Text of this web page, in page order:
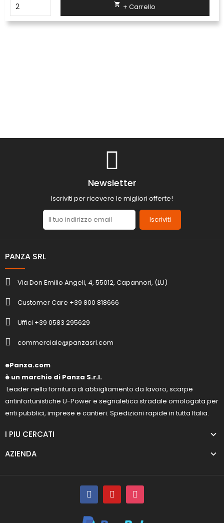
 + Carrello
Newsletter
Iscriviti per ricevere le migliori offerte!
Iscriviti
PANZA SRL
Via Don Emilio Angeli, 4, 55012, Capannori, (LU)
Customer Care +39 800 818666
Uffici +39 0583 295629
commerciale@panzasrl.com
ePanza.com
è un marchio di Panza S.r.l.
Leader nella fornitura di abbigliamento da lavoro, scarpe
antinfortunistiche U-Power e segnaletica stradale omologata per
enti pubblici, imprese e cantieri. Spedizioni rapide in tutta Italia.
I PIU CERCATI
AZIENDA